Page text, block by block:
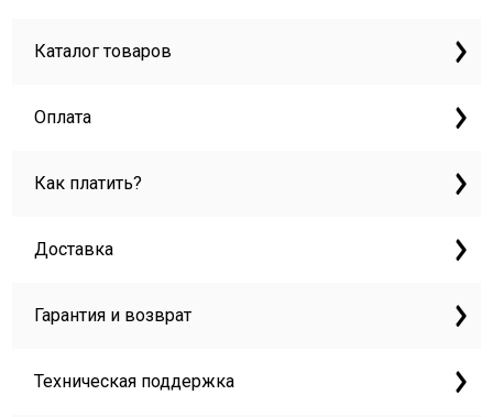
Каталог товаров
Оплата
Как платить?
Доставка
Гарантия и возврат
Техническая поддержка